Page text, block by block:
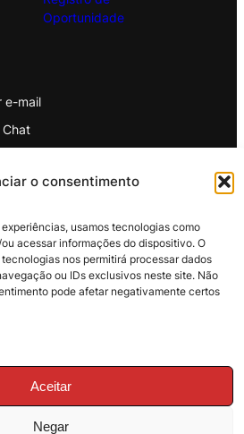
o consentimento
usamos tecnologias como
acessar informações do dispositivo. O
nos permitirá processar dados
ou IDs exclusivos neste site. Não
pode afetar negativamente certos
Aceitar
Negar
Oportunidade
e-mail
e Devoluções